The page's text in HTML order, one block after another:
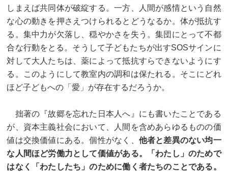
しまえば共同体が破綻する。一方、人間が感情という自然
な心の動きを押さえつけられるとどうなるか。体が抵抗す
る。集中力が欠落し、穏やかさを失う。集団にとって不都
合な行動をとる。そうして子どもたちが出すSOSサインに
対して大人たちは、薬によって抵抗すらできないようにす
る。このようにして教室内の調和は保たれる。そこにどれ
ほど子どもへの「愛」が存在するだろうか。
拙著の『故郷を忘れた日本人へ』にも書いたことである
が、資本主義社会において、人間を含めあらゆるものの価
値は交換価値にある。個性がなく、 他者と差異のない均一
な人間ほど労働力として価値がある。「わたし」のためで
はなく「わたしたち」のために働く者たちのことである。